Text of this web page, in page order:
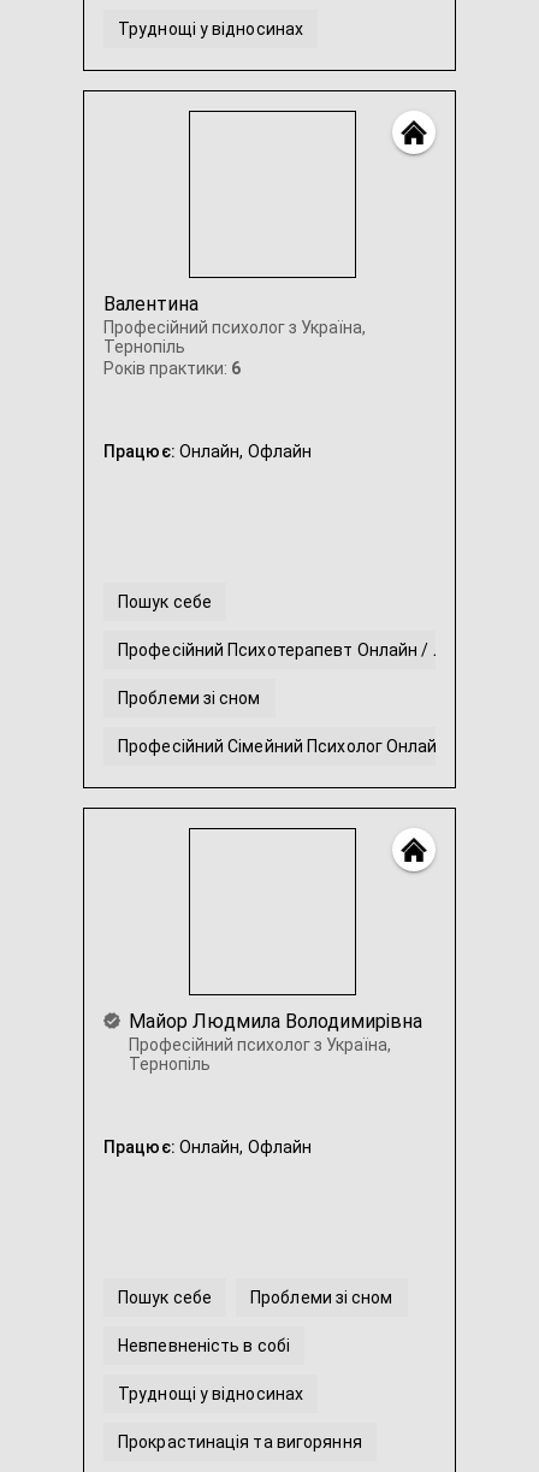
Труднощі у відносинах
Професійний Підлітковий Психолог Онлайн /
...
Валентина
Професійний психолог з Україна,
Тернопіль
Років практики: 6
Працює: Онлайн, Офлайн
Пошук себе
Професійний Психотерапевт Онлайн / Локально
Проблеми зі сном
Професійний Сімейний Психолог Онлайн /
Невпевненість в собі
Майор Людмила Володимирівна
Професійний психолог з Україна,
Тернопіль
Працює: Онлайн, Офлайн
Пошук себе Проблеми зі сном
Невпевненість в собі
Труднощі у відносинах
Прокрастинація та вигоряння